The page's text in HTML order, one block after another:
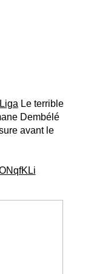
Le terrible
Dembélé
avant le